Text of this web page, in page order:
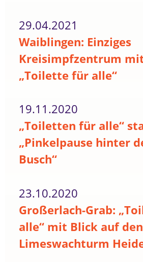
29.04.2021
Waiblingen: Einziges
Kreisimpfzentrum
„Toilette für alle“
19.11.2020
„Toiletten für alle“
„Pinkelpause hinter
Busch“
23.10.2020
Großerlach-Grab:
alle“ mit Blick auf den
Limeswachturm